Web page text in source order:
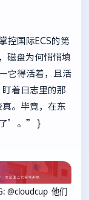
控国际ECS的第
磁盘为何悄悄填
它得活着，且活
着日志里的那
。毕竟，在东
了’。” }
@cloudcup 他们